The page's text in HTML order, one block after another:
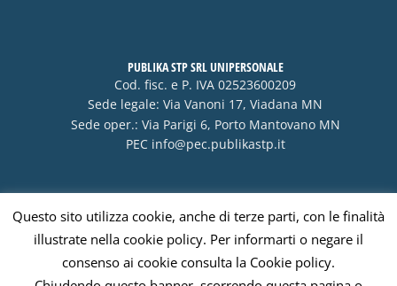
PUBLIKA STP SRL UNIPERSONALE
Cod. fisc. e P. IVA 02523600209
Sede legale: Via Vanoni 17, Viadana MN
Sede oper.: Via Parigi 6, Porto Mantovano MN
PEC info@pec.publikastp.it
Visa PayPal Stripe MasterCardCash
On
Delivery
Questo sito utilizza cookie, anche di terze parti, con le finalità
illustrate nella cookie policy. Per informarti o negare il
consenso ai cookie consulta la Cookie policy.